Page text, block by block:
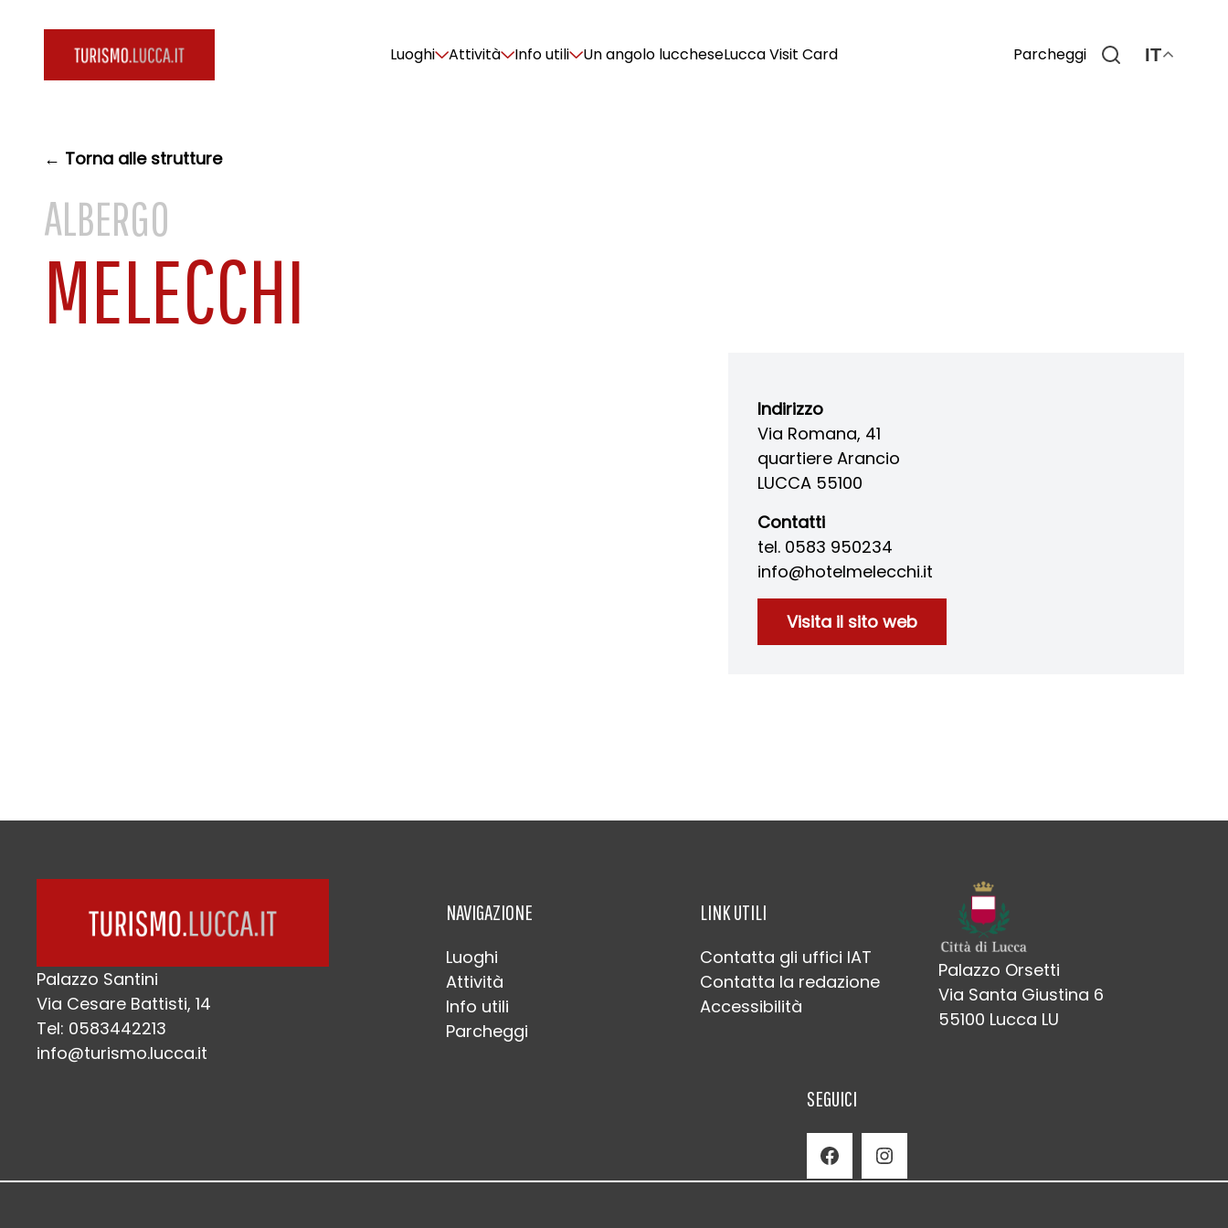
Luoghi Attività Info utili Un angolo luccheseLucca Visit Card Parcheggi IT
← Torna alle strutture
ALBERGO
MELECCHI
Indirizzo
Via Romana, 41
quartiere Arancio
LUCCA 55100
Contatti
tel. 0583 950234
info@hotelmelecchi.it
Visita il sito web
Palazzo Santini
Via Cesare Battisti, 14
Tel: 0583442213
info@turismo.lucca.it
NAVIGAZIONE
Luoghi
Attività
Info utili
Parcheggi
LINK UTILI
Contatta gli uffici IAT
Contatta la redazione
Accessibilità
Palazzo Orsetti
Via Santa Giustina 6
55100 Lucca LU
SEGUICI
Facebook Instagram